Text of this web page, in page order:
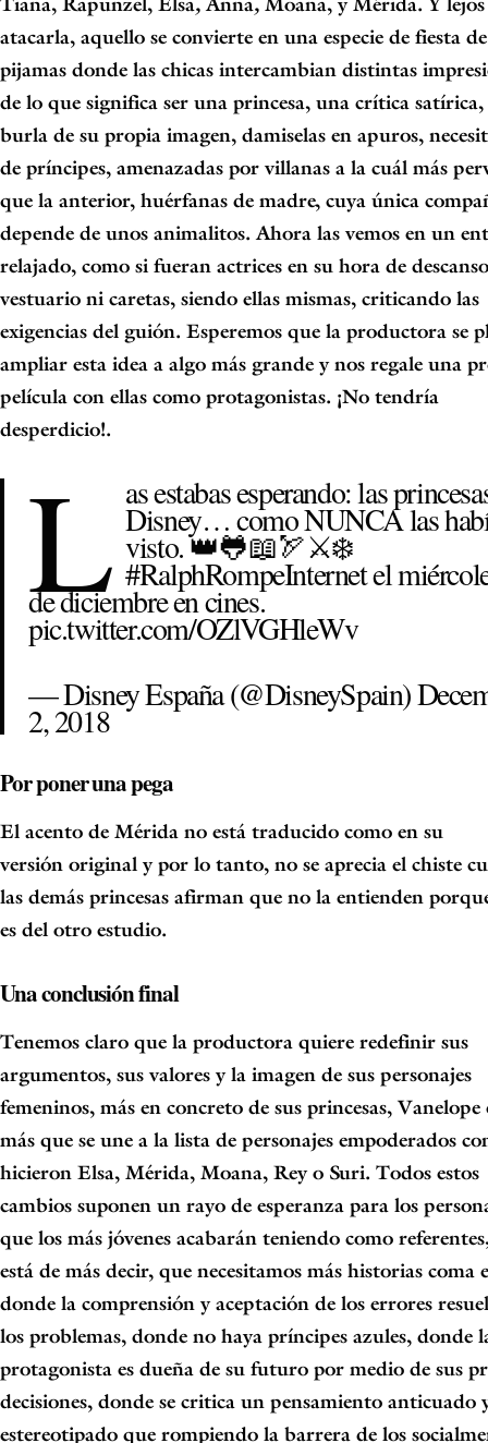
atacarla, aquello se convierte en una especie de fiesta de
pijamas donde las chicas intercambian distintas
de lo que significa ser una princesa, una crítica
burla de su propia imagen, damiselas en apuros,
de príncipes, amenazadas por villanas a la cuál más
que la anterior, huérfanas de madre, cuya única
depende de unos animalitos. Ahora las vemos en un
relajado, como si fueran actrices en su hora de
vestuario ni caretas, siendo ellas mismas, criticando las
exigencias del guión. Esperemos que la productora se
ampliar esta idea a algo más grande y nos regale una
película con ellas como protagonistas. ¡No tendría
desperdicio!.
L as estabas esperando: las
Disney… como NUNCA las
visto. 👑🐸📖🏹⚔️❄️
#RalphRompeInternetel
de diciembre en cines.
pic.twitter.com/OZlVGHleWv
— Disney España (@DisneySpain)
2, 2018
Por poner una pega
El acento de Mérida no está traducido como en su
versión original y por lo tanto, no se aprecia el chiste
las demás princesas afirman que no la entienden
es del otro estudio.
Una conclusión final
Tenemos claro que la productora quiere redefinir sus
argumentos, sus valores y la imagen de sus personajes
femeninos, más en concreto de sus princesas, Vanelope
más que se une a la lista de personajes empoderados
hicieron Elsa, Mérida, Moana, Rey o Suri. Todos estos
cambios suponen un rayo de esperanza para los
que los más jóvenes acabarán teniendo como
está de más decir, que necesitamos más historias coma
donde la comprensión y aceptación de los errores
los problemas, donde no haya príncipes azules, donde
protagonista es dueña de su futuro por medio de sus
decisiones, donde se critica un pensamiento anticuado
estereotipado que rompiendo la barrera de los